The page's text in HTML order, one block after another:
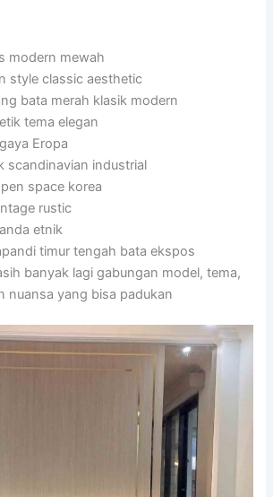
modern mewah
style classic aesthetic
bata merah klasik modern
tema elegan
Eropa
scandinavian industrial
space korea
rustic
etnik
timur tengah bata ekspos
banyak lagi gabungan model, tema,
nuansa yang bisa padukan